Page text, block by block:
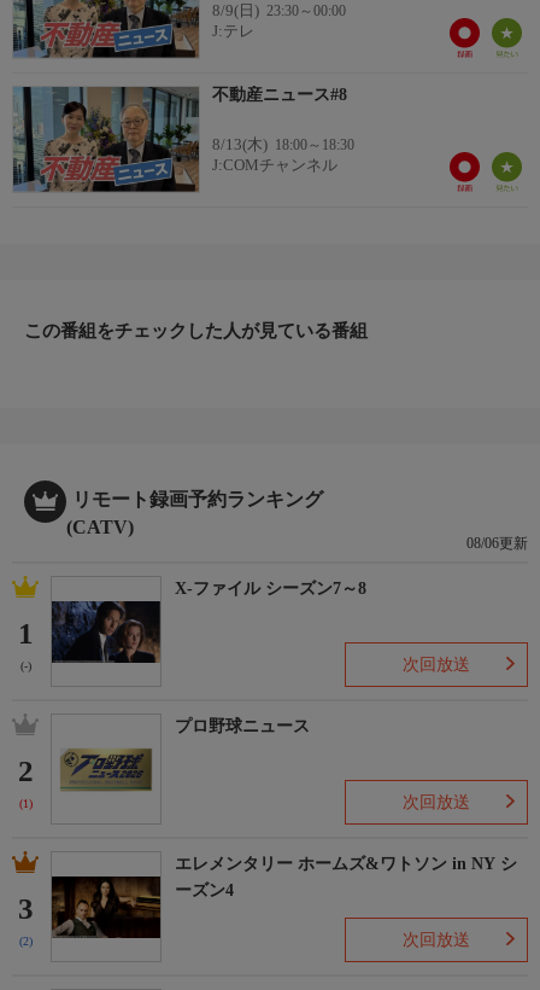
8/9(日) 23:30～00:00
J:テレ
不動産ニュース#8
8/13(木) 18:00～18:30
J:COMチャンネル
この番組をチェックした人が見ている番組
リモート録画予約ランキング
(CATV)
08/06更新
1
(-)
X-ファイル シーズン7～8
次回放送
2
(1)
プロ野球ニュース
次回放送
3
(2)
エレメンタリー ホームズ&ワトソン in NY シ
ーズン4
次回放送